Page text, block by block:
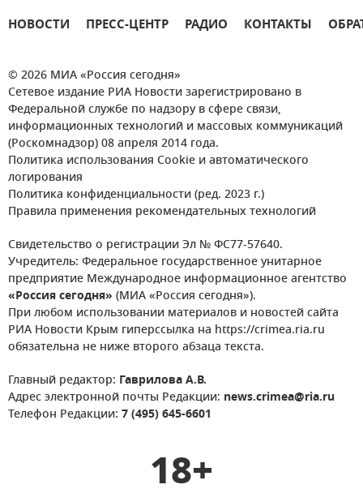
НОВОСТИ ПРЕСС-ЦЕНТР РАДИО КОНТАКТЫ
© 2026 МИА «Россия сегодня»
Сетевое издание РИА Новости зарегистрировано в
Федеральной службе по надзору в сфере связи,
информационных технологий и массовых коммуникаций
(Роскомнадзор) 08 апреля 2014 года.
Политика использования Cookie и автоматического
логирования
Политика конфиденциальности (ред. 2023 г.)
Правила применения рекомендательных технологий
Свидетельство о регистрации Эл № ФС77-57640.
Учредитель: Федеральное государственное унитарное
предприятие Международное информационное агентство
«Россия сегодня» (МИА «Россия сегодня»).
При любом использовании материалов и новостей сайта
РИА Новости Крым гиперссылка на https://crimea.ria.ru
обязательна не ниже второго абзаца текста.
Главный редактор: Гаврилова А.В.
Адрес электронной почты Редакции: news.crimea@ria.ru
Телефон Редакции: 7 (495) 645-6601
18+